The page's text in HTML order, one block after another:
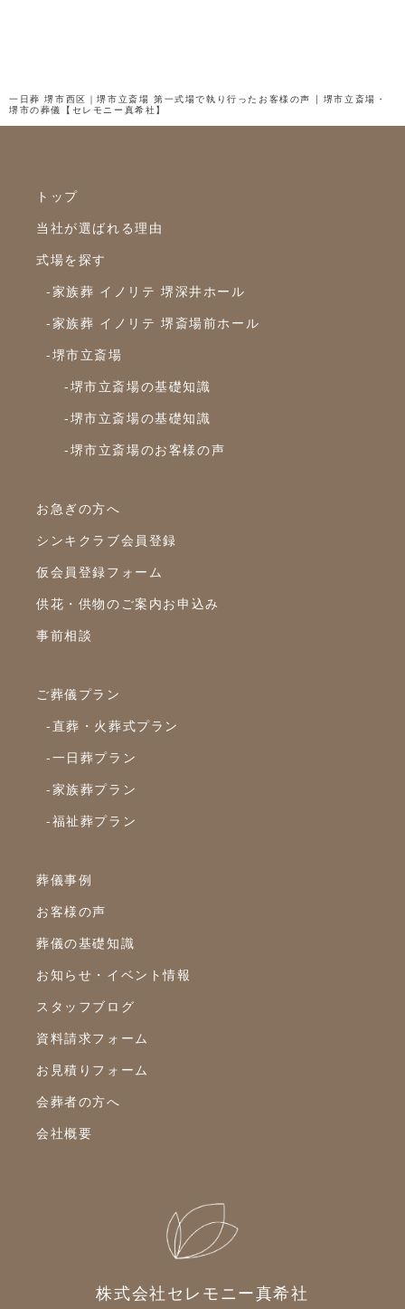
2024年5月
2024年4月
2024年2月
2024年1月
2023年12月
2023年11月
2023年10月
2023年9月
2023年8月
2023年7月
2023年6月
2023年4月
2023年3月
2023年2月
2023年1月
2022年12月
2022年4月
2022年3月
2022年2月
2022年1月
2021年12月
2021年11月
2021年10月
2021年9月
2021年8月
一日葬 堺市西区｜堺市立斎場 第一式場で執り行ったお客様の声 | 堺市立斎場・
堺市の葬儀【セレモニー真希社】
トップ
当社が選ばれる理由
式場を探す
-家族葬 イノリテ 堺深井ホール
-家族葬 イノリテ 堺斎場前ホール
-堺市立斎場
-堺市立斎場の基礎知識
-堺市立斎場の基礎知識
-堺市立斎場のお客様の声
お急ぎの方へ
シンキクラブ会員登録
仮会員登録フォーム
供花・供物のご案内お申込み
事前相談
ご葬儀プラン
-直葬・火葬式プラン
-一日葬プラン
-家族葬プラン
-福祉葬プラン
葬儀事例
お客様の声
葬儀の基礎知識
お知らせ・イベント情報
スタッフブログ
資料請求フォーム
お見積りフォーム
会葬者の方へ
会社概要
株式会社セレモニー真希社